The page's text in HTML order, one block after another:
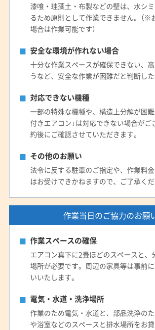
漆喰・珪藻土・布製などの壁は、水シ
るため原則として作業できません。（※
場合は作業可能です）
安全な環境が作れない場合
十分な作業スペースが確保できない、
うなど、安全な作業が困難だと判断した
対応できない機種
一部の特殊な機種や、構造上分解が困
付きエアコン」は対応できない場合がご
約後にご確認させていただきます。
その他のお願い
法令に反する駐車のご指定や、作業料
はお受けできかねますので、ご了承くだ
作業当日のご協力のお願
作業スペースの確保
エアコン真下に2畳ほどのスペースと、
場所が必要です。周辺の家具等は事前
いいたします。
電気・水道・洗浄場所
作業のため電気・水道と、部品洗浄の
や浴室などのスペースと排水場所をお貸